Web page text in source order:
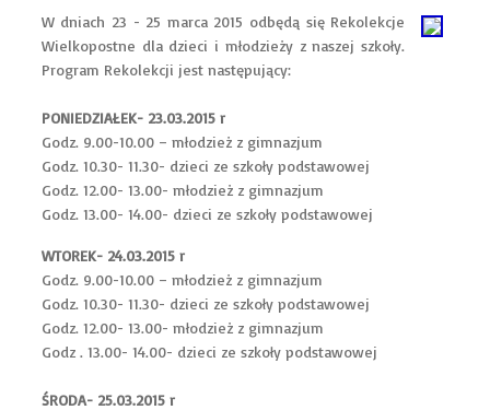
W dniach 23 - 25 marca 2015 odbędą się Rekolekcje
Wielkopostne dla dzieci i młodzieży z naszej szkoły.
Program Rekolekcji jest następujący:
PONIEDZIAŁEK- 23.03.2015 r
Godz. 9.00-10.00 – młodzież z gimnazjum
Godz. 10.30- 11.30- dzieci ze szkoły podstawowej
Godz. 12.00- 13.00- młodzież z gimnazjum
Godz. 13.00- 14.00- dzieci ze szkoły podstawowej
WTOREK- 24.03.2015 r
Godz. 9.00-10.00 – młodzież z gimnazjum
Godz. 10.30- 11.30- dzieci ze szkoły podstawowej
Godz. 12.00- 13.00- młodzież z gimnazjum
Godz . 13.00- 14.00- dzieci ze szkoły podstawowej
ŚRODA- 25.03.2015 r